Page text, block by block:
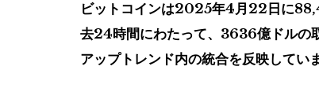
ビットコインは2025年4月22日に
去24時間にわたって、3636億ドル
アップトレンド内の統合を反映してい